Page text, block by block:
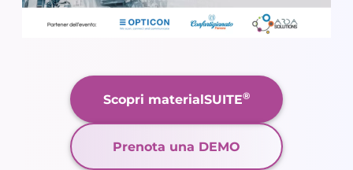
Scopri materialSUITE®
Prenota una DEMO